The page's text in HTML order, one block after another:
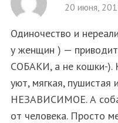
20 июня,
Одиночество и
у женщин ) —
СОБАКИ, а не кошки-).
уют, мягкая,
НЕЗАВИСИМОЕ. А
от человека. Просто